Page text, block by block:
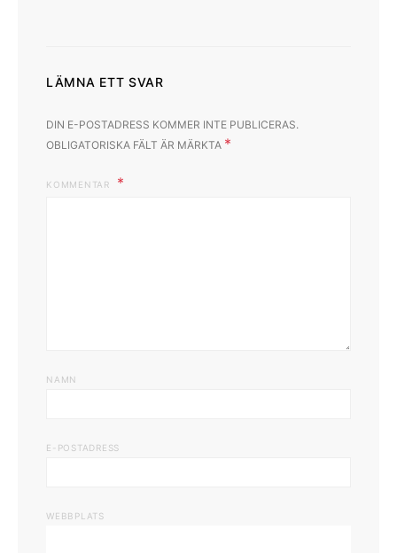
LÄMNA ETT SVAR
DIN E-POSTADRESS KOMMER INTE PUBLICERAS.
OBLIGATORISKA FÄLT ÄR MÄRKTA *
KOMMENTAR
NAMN
E-POSTADRESS
WEBBPLATS